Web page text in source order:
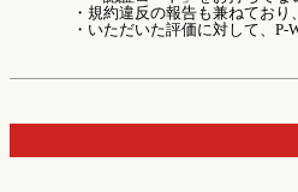
・規約違反の報告も兼ねてお
・いただいた評価に対して、